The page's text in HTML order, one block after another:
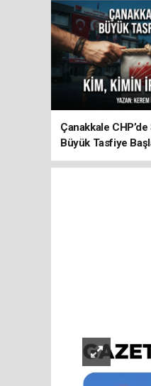
Çanakkale
Büyük Tasfiye
Uçuşuyor